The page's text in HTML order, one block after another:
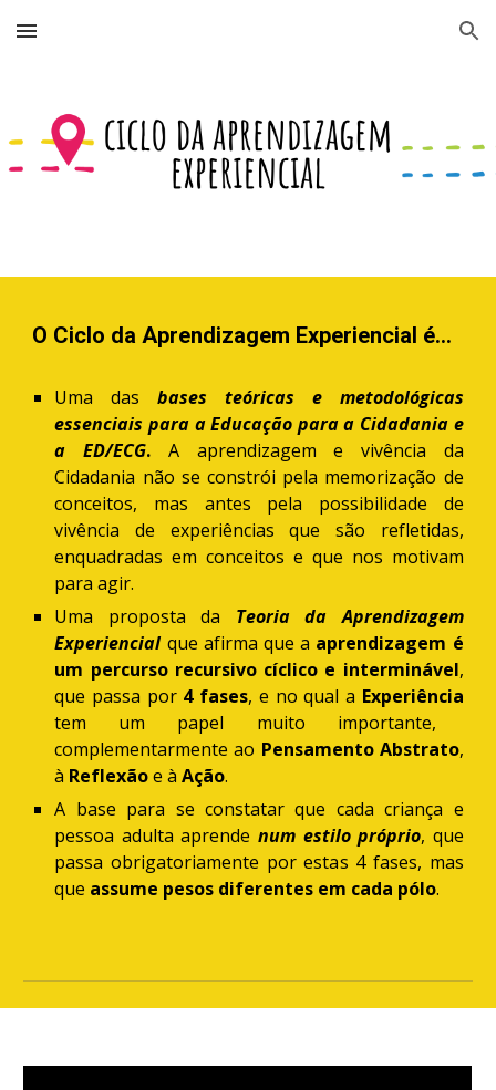
Skip to main content Skip to navigation
O Ciclo da Aprendizagem Experiencial é...
Uma das bases teóricas e metodológicas
essenciais para a Educação para a Cidadania e
a ED/ECG. A aprendizagem e vivência da
Cidadania não se constrói pela memorização de
conceitos, mas antes pela possibilidade de
vivência de experiências que são refletidas,
enquadradas em conceitos e que nos motivam
para agir.
Uma proposta da Teoria da Aprendizagem
Experiencialque afirma quea aprendizagem é
um percurso recursivo cíclico e interminável,
que passa por 4 fases, e no qual a Experiência
tem um papel muito importante,
complementarmente ao Pensamento Abstrato,
à Reflexãoe àAção.
A base para se constatar que cada criança e
pessoa adulta aprende num estilo próprio, que
passa obrigatoriamente por estas 4 fases, mas
que assume pesos diferentes em cada pólo.